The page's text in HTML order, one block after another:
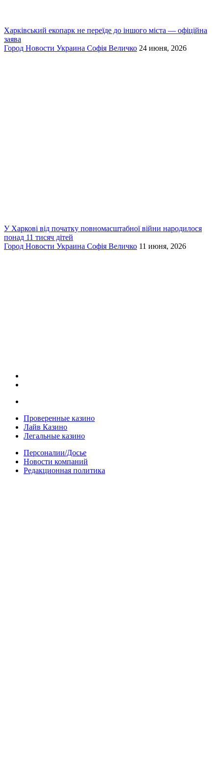
Харківський екопарк не переїде до іншого міста — офіційна
заява
Город Новости Украина Софія Величко 24 июня, 2026
У Харкові від початку повномасштабної війни народилося
понад 11 тисяч дітей
Город Новости Украина Софія Величко 11 июня, 2026
Проверенные казино
Лайв Казино
Легальные казино
Персоналии/Досье
Новости компаний
Редакционная политика